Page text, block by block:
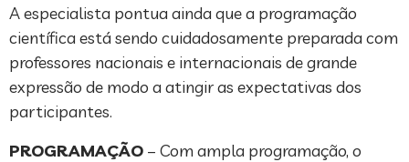
A especialista pontua ainda que a programação
científica está sendo cuidadosamente preparada com
professores nacionais e internacionais de grande
expressão de modo a atingir as expectativas dos
participantes.
PROGRAMAÇÃO – Com ampla programação, o